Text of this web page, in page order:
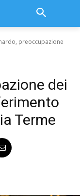
preoccupazione
dei
Terme